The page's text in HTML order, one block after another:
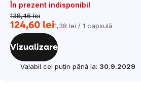
În prezent indisponibil
138,46 lei
124,60 leiEvaluare
preţ:
1,38 lei / 1 capsulă
Vizualizare
Valabil cel puțin până la: 30.9.2029